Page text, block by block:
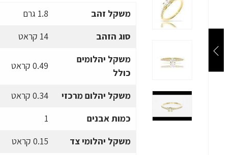
משקל זהב
1.8 גרם
סוג הזהב
14 קראט
משקל יהלומים
כולל
0.49 קראט
משקל יהלום מרכזי
0.34 קראט
כמות אבנים
1
משקל יהלומי צד
0.15 קראט